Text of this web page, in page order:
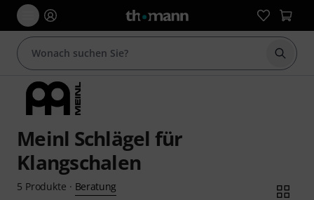
Suche
Meinl Schlägel für
Klangschalen
5 Produkte · Beratung